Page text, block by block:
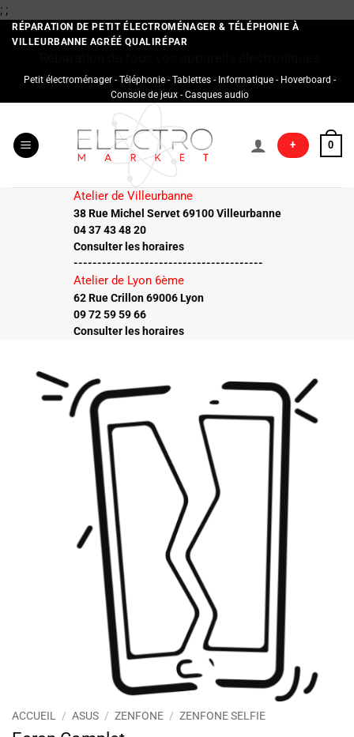
; ;Passer
au
contenu
RÉPARATION DE PETIT ÉLECTROMÉNAGER & TÉLÉPHONIE À
VILLEURBANNE AGRÉÉ QUALIRÉPAR
Petit électroménager - Téléphonie - Tablettes - Informatique - Hoverboard -
Console de jeux - Casques audio
+ 0
Atelier de Villeurbanne
38 Rue Michel Servet 69100 Villeurbanne
04 37 43 48 20
Consulter les horaires
----------------------------------------
Atelier de Lyon 6ème
62 Rue Crillon 69006 Lyon
09 72 59 59 66
Consulter les horaires
ACCUEIL / ASUS / ZENFONE / ZENFONE SELFIE